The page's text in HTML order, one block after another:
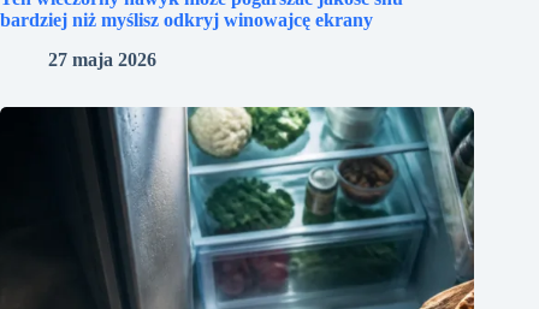
bardziej niż myślisz odkryj winowajcę ekrany
27 maja 2026